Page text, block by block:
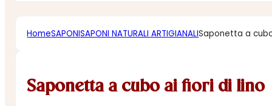
HomeSAPONISAPONI NATURALI ARTIGIANALISaponetta a
Saponetta a cubo ai fiori di lino